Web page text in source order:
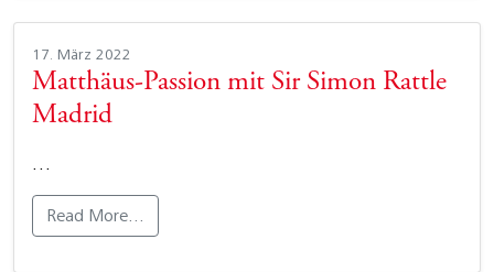
17. März 2022
Matthäus-Passion mit Sir Simon Rattle
Madrid
…
Read More…